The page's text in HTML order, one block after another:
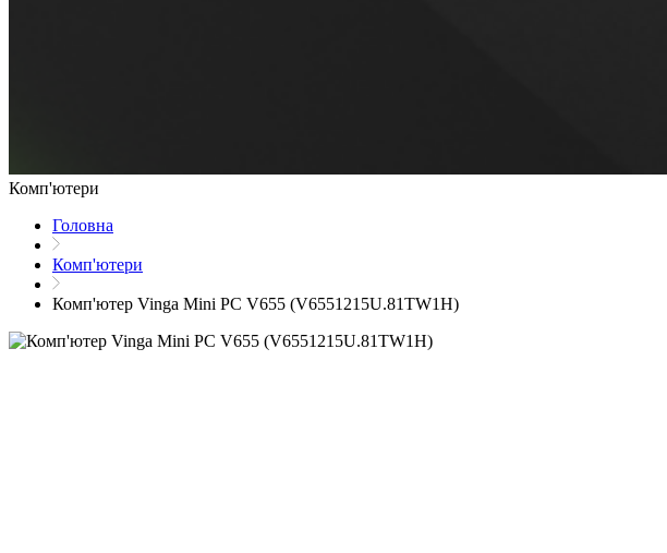
Комп'ютери
Головна
Комп'ютери
Комп'ютер Vinga Mini PC V655 (V6551215U.81TW1H)